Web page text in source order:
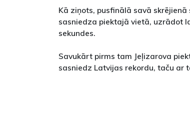
Kā ziņots, pusfinālā savā
sasniedza piektajā vietā, uzrādot
sekundes.
Savukārt pirms tam Jeļizarova
sasniedz Latvijas rekordu, taču ar